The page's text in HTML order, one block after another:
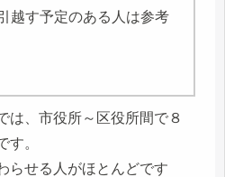
越す予定のある人は参考
は、市役所～区役所間で８
す。
らせる人がほとんどです